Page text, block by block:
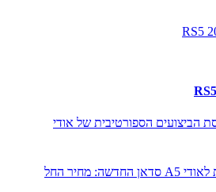
הביצועים הספורטיבית של אודי